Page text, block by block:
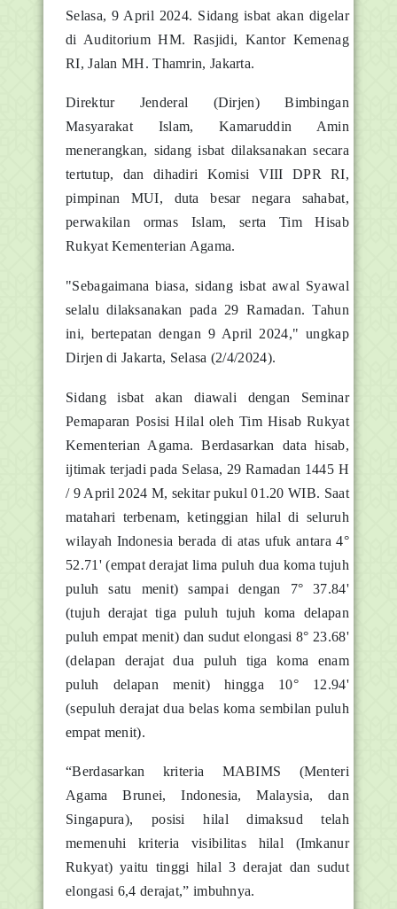
Selasa, 9 April 2024. Sidang isbat akan digelar
di Auditorium HM. Rasjidi, Kantor Kemenag
RI, Jalan MH. Thamrin, Jakarta.
Direktur Jenderal (Dirjen) Bimbingan
Masyarakat Islam, Kamaruddin Amin
menerangkan, sidang isbat dilaksanakan secara
tertutup, dan dihadiri Komisi VIII DPR RI,
pimpinan MUI, duta besar negara sahabat,
perwakilan ormas Islam, serta Tim Hisab
Rukyat Kementerian Agama.
"Sebagaimana biasa, sidang isbat awal Syawal
selalu dilaksanakan pada 29 Ramadan. Tahun
ini, bertepatan dengan 9 April 2024," ungkap
Dirjen di Jakarta, Selasa (2/4/2024).
Sidang isbat akan diawali dengan Seminar
Pemaparan Posisi Hilal oleh Tim Hisab Rukyat
Kementerian Agama. Berdasarkan data hisab,
ijtimak terjadi pada Selasa, 29 Ramadan 1445 H
/ 9 April 2024 M, sekitar pukul 01.20 WIB. Saat
matahari terbenam, ketinggian hilal di seluruh
wilayah Indonesia berada di atas ufuk antara 4°
52.71' (empat derajat lima puluh dua koma tujuh
puluh satu menit) sampai dengan 7° 37.84'
(tujuh derajat tiga puluh tujuh koma delapan
puluh empat menit) dan sudut elongasi 8° 23.68'
(delapan derajat dua puluh tiga koma enam
puluh delapan menit) hingga 10° 12.94'
(sepuluh derajat dua belas koma sembilan puluh
empat menit).
“Berdasarkan kriteria MABIMS (Menteri
Agama Brunei, Indonesia, Malaysia, dan
Singapura), posisi hilal dimaksud telah
memenuhi kriteria visibilitas hilal (Imkanur
Rukyat) yaitu tinggi hilal 3 derajat dan sudut
elongasi 6,4 derajat,” imbuhnya.